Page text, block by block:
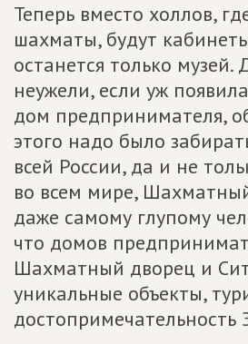
Теперь вместо холлов,
шахматы, будут
останется только музей.
неужели, если уж
дом предпринимателя,
этого надо было
всей России, да и не
во всем мире,
даже самому глупому
что домов
Шахматный дворец и
уникальные объекты,
достопримечательность